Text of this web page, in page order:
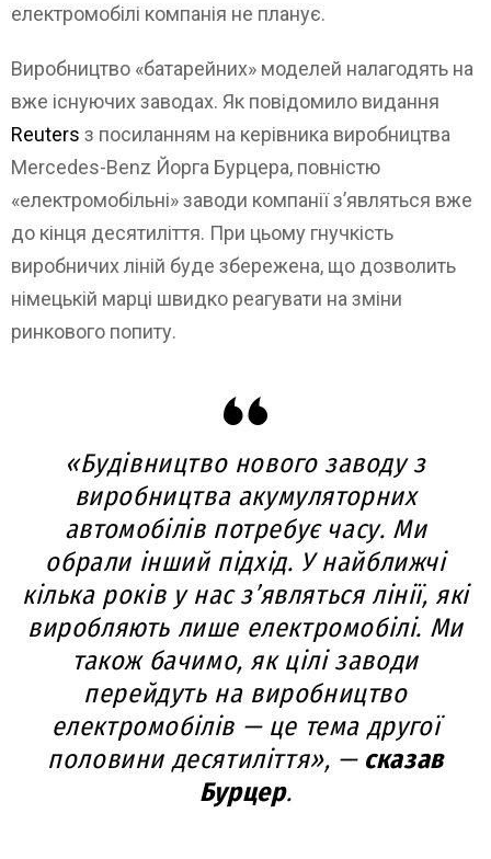
електромобілі компанія не планує.
Виробництво «батарейних» моделей налагодять на
вже існуючих заводах. Як повідомило видання
Reuters з посиланням на керівника виробництва
Mercedes-Benz Йорга Бурцера, повністю
«електромобільні» заводи компанії з’являться вже
до кінця десятиліття. При цьому гнучкість
виробничих ліній буде збережена, що дозволить
німецькій марці швидко реагувати на зміни
ринкового попиту.
«Будівництво нового заводу з
виробництва акумуляторних
автомобілів потребує часу. Ми
обрали інший підхід. У найближчі
кілька років у нас з’являться лінії, які
виробляють лише електромобілі. Ми
також бачимо, як цілі заводи
перейдуть на виробництво
електромобілів — це тема другої
половини десятиліття», — сказав
Бурцер.